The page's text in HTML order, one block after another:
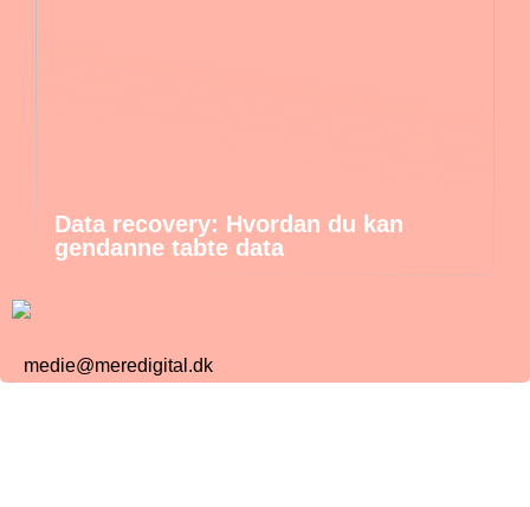
Data recovery: Hvordan du kan
gendanne tabte data
medie@meredigital.dk